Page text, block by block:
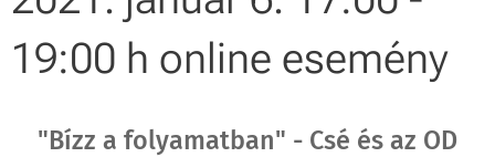
19:00 h online esemény
"Bízz a folyamatban" - Csé és az OD